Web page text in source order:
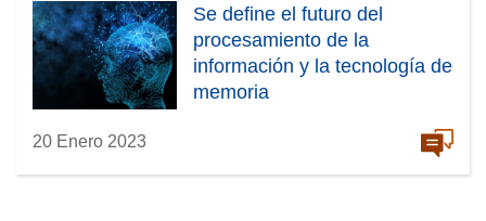
Se define el futuro del
procesamiento de la
información y la tecnología de
memoria
20 Enero 2023